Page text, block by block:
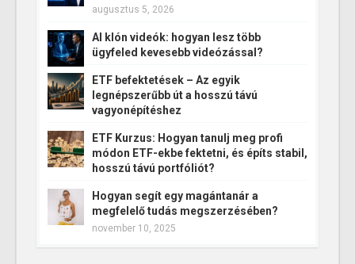
augusztus 5, 2026
AI klón videók: hogyan lesz több
ügyfeled kevesebb videózással?
ETF befektetések – Az egyik
legnépszerűbb út a hosszú távú
vagyonépítéshez
ETF Kurzus: Hogyan tanulj meg profi
módon ETF-ekbe fektetni, és építs stabil,
hosszú távú portfóliót?
Hogyan segít egy magántanár a
megfelelő tudás megszerzésében?
november 10, 2025